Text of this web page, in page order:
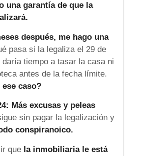
una garantía de que la
después, me hago una
pasa si la legaliza el 29 de
daría tiempo a tasar la casa ni
antes de la fecha límite.
ese caso?
Más excusas y peleas
sin pagar la legalización y
conspiranoico.
que la inmobiliaria le está